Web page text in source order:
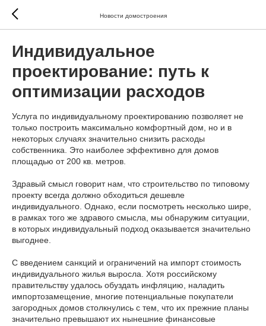
Новости домостроения
Индивидуальное
проектирование: путь к
оптимизации расходов
Услуга по индивидуальному проектированию позволяет не
только построить максимально комфортный дом, но и в
некоторых случаях значительно снизить расходы
собственника. Это наиболее эффективно для домов
площадью от 200 кв. метров.
Здравый смысл говорит нам, что строительство по типовому
проекту всегда должно обходиться дешевле
индивидуального. Однако, если посмотреть несколько шире,
в рамках того же здравого смысла, мы обнаружим ситуации,
в которых индивидуальный подход оказывается значительно
выгоднее.
С введением санкций и ограничений на импорт стоимость
индивидуального жилья выросла. Хотя российскому
правительству удалось обуздать инфляцию, наладить
импортозамещение, многие потенциальные покупатели
загородных домов столкнулись с тем, что их прежние планы
значительно превышают их нынешние финансовые